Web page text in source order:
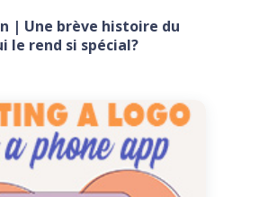
| Une brève histoire du
le rend si spécial?